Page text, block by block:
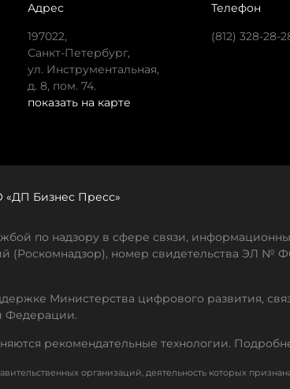
Адрес
197022,
Санкт-Петербург,
ул. Инструментальная,
д. 8, пом. 74.
показать на карте
Телефон
(812) 328-28-
«ДП Бизнес Пресс»
по надзору в сфере связи,
(Роскомнадзор), номер свидетельства ЭЛ №
Министерства цифрового развития,
Федерации.
рекомендательные технологии.
организаций, деятельность которых